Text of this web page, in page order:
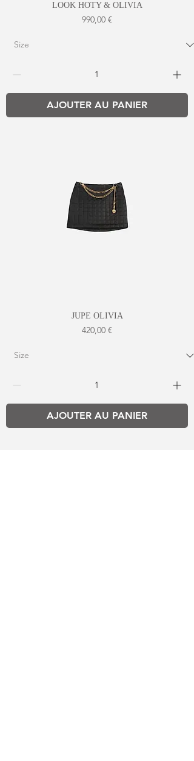
LOOK HOTY & OLIVIA
Prix
990,00 €
AJOUTER AU PANIER
JUPE OLIVIA
Prix
420,00 €
AJOUTER AU PANIER